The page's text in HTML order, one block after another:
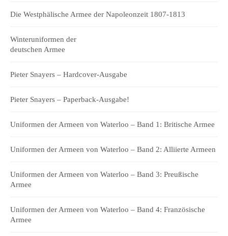
Die Westphälische Armee der Napoleonzeit 1807-1813
Winteruniformen der
deutschen Armee
Pieter Snayers – Hardcover-Ausgabe
Pieter Snayers – Paperback-Ausgabe!
Uniformen der Armeen von Waterloo – Band 1: Britische Armee
Uniformen der Armeen von Waterloo – Band 2: Alliierte Armeen
Uniformen der Armeen von Waterloo – Band 3: Preußische
Armee
Uniformen der Armeen von Waterloo – Band 4: Französische
Armee